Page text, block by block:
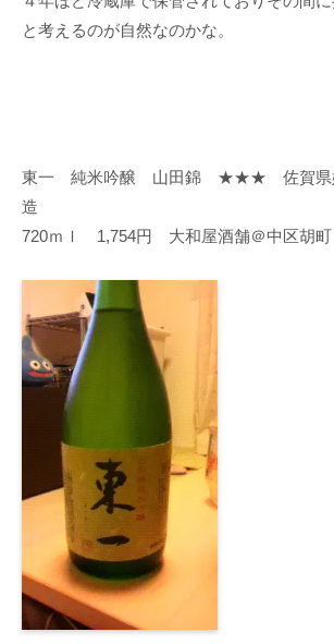
と考えるのが自然なのかな。
東一 純米吟醸 山田錦 ★★★ 佐賀県
造
720ｍｌ 1,754円 大和屋酒舗＠中区胡町